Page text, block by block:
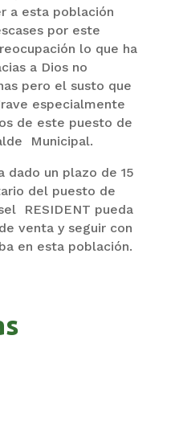
a esta población
por este
lo que ha
a Dios no
pero el susto que
especialmente
de este puesto de
Municipal.
dado un plazo de 15
del puesto de
RESIDENT pueda
venta y seguir con
en esta población.